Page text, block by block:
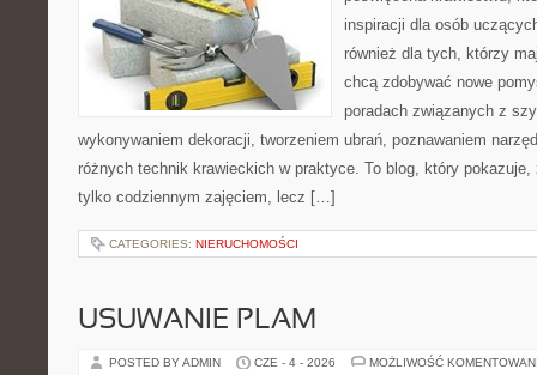
inspiracji dla osób
również dla tych, którzy
chcą zdobywać nowe
poradach związanych z
wykonywaniem dekoracji, tworzeniem ubrań, poznawaniem
różnych technik krawieckich w praktyce. To blog, który
tylko codziennym zajęciem, lecz […]
CATEGORIES: NIERUCHOMOŚCI
USUWANIE PLAM
POSTED BY ADMIN CZE - 4 - 2026 MOŻLIWOŚĆ